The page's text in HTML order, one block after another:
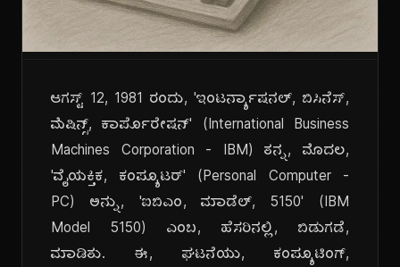
ಆಗಸ್ಟ್ 12, 1981 ರಂದು, 'ಇಂಟರ್ನ್ಯಾಷನಲ್, ಬಿಸಿನೆಸ್,
ಮೆಷಿನ್ಸ್, ಕಾರ್ಪೊರೇಷನ್' (International Business
Machines Corporation - IBM) ತನ್ನ, ಮೊದಲ,
'ವೈಯಕ್ತಿಕ, ಕಂಪ್ಯೂಟರ್' (Personal Computer -
PC) ಅನ್ನು, 'ಐಬಿಎಂ, ಮಾಡೆಲ್, 5150' (IBM
Model 5150) ಎಂಬ, ಹೆಸರಿನಲ್ಲಿ, ಬಿಡುಗಡೆ,
ಮಾಡಿತು. ಈ, ಘಟನೆಯು, ಕಂಪ್ಯೂಟಿಂಗ್,